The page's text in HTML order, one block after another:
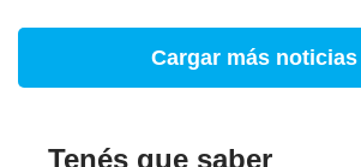
Cargar más noticias
Tenés que saber